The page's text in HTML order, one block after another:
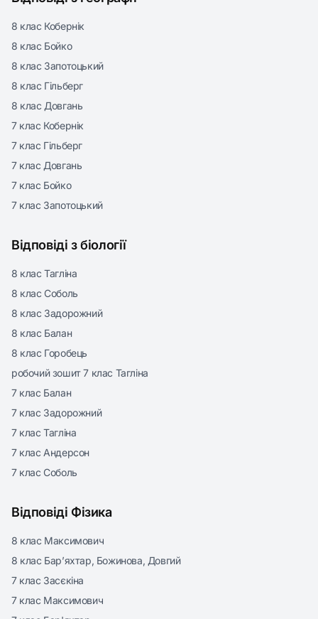
8 клас Кобернік
8 клас Бойко
8 клас Запотоцький
8 клас Гільберг
8 клас Довгань
7 клас Кобернік
7 клас Гільберг
7 клас Довгань
7 клас Бойко
7 клас Запотоцький
Відповіді з біології
8 клас Тагліна
8 клас Соболь
8 клас Задорожний
8 клас Балан
8 клас Горобець
робочий зошит 7 клас Тагліна
7 клас Балан
7 клас Задорожний
7 клас Тагліна
7 клас Андерсон
7 клас Соболь
Відповіді Фізика
8 клас Максимович
8 клас Бар’яхтар, Божинова, Довгий
7 клас Засєкіна
7 клас Максимович